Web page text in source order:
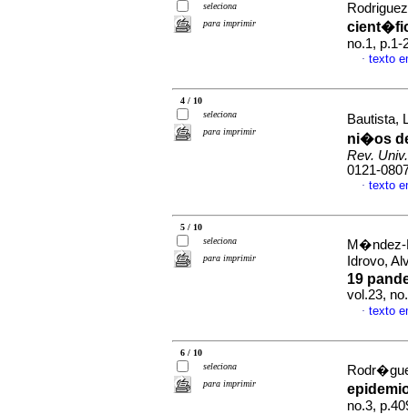
seleciona
para imprimir
no.1, p.1-
· texto
4 / 10
seleciona
para imprimir
Bautista,
ni�os
Rev.
0121-
· texto
5 / 10
seleciona
para imprimir
M�ndez-
Idrovo,
19
vol.23,
· texto
6 / 10
seleciona
para imprimir
no.3,